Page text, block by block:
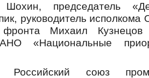
Шохин, председатель
руководитель исполкома
фронта Михаил
«Национальные
Российский союз